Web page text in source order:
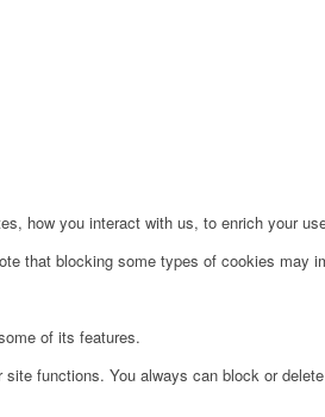
how you interact with us, to enrich your
that blocking some types of cookies may
of its features.
functions. You always can block or